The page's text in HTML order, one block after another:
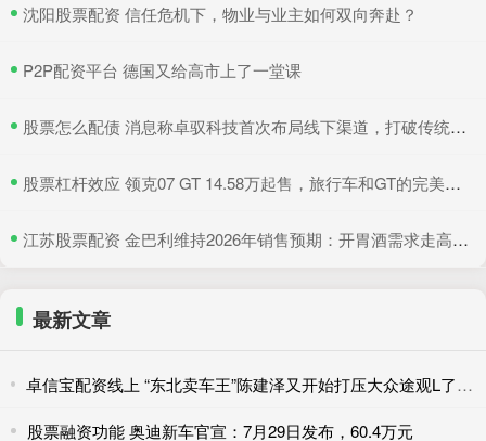
​沈阳股票配资 信任危机下，物业与业主如何双向奔赴？
​P2P配资平台 德国又给高市上了一堂课
​股票怎么配债 消息称卓驭科技首次布局线下渠道，打破传统供应商隐居幕后模式
​股票杠杆效应 领克07 GT 14.58万起售，旅行车和GT的完美结合
​江苏股票配资 金巴利维持2026年销售预期：开胃酒需求走高，抵消美国波本威士忌销量下滑
最新文章
卓信宝配资线上 “东北卖车王”陈建泽又开始打压大众途观L了 花费1600万打包200
股票融资功能 奥迪新车官宣：7月29日发布，60.4万元